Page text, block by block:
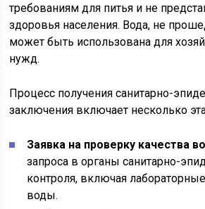
требованиям для питья и не
здоровья населения. Вода, не
может быть использована для
нужд.
Процесс получения санитарно-
заключения включает несколько
Заявка на проверку качества
запроса в органы санитарно-
контроля, включая
воды.